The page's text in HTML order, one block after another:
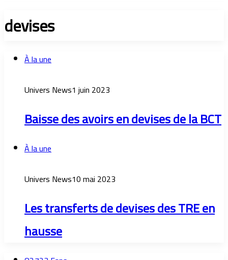
devises
À la une
Univers News1 juin 2023
Baisse des avoirs en devises de la BCT
À la une
Univers News10 mai 2023
Les transferts de devises des TRE en
hausse